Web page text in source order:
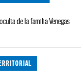
de la familia Venegas